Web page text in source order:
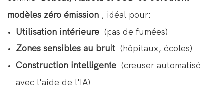
modèles zéro émission , idéal pour:
Utilisation intérieure (pas de fumées)
Zones sensibles au bruit (hôpitaux, écoles)
Construction intelligente (creuser automatisé
avec l'aide de l'IA)